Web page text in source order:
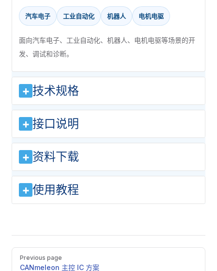
汽车电子 工业自动化 机器人 电机电驱
面向汽车电子、工业自动化、机器人、电机电驱等场景的开
发、调试和诊断。
+ 技术规格
+ 接口说明
+ 资料下载
+ 使用教程
Pager
Previous page
CANmeleon 主控 IC 方案